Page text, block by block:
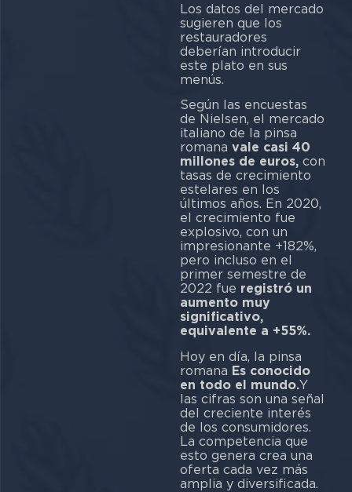
Los datos del mercado
sugieren que los
restauradores
deberían introducir
este plato en sus
menús.
Según las encuestas
de Nielsen, el mercado
italiano de la pinsa
romana vale casi 40
millones de euros,con
tasas de crecimiento
estelares en los
últimos años. En 2020,
el crecimiento fue
explosivo, con un
impresionante +182%,
pero incluso en el
primer semestre de
2022 fue registró un
aumento muy
significativo,
equivalente a +55%.
Hoy en día, la pinsa
romana Es conocido
en todo el mundo.Y
las cifras son una señal
del creciente interés
de los consumidores.
La competencia que
esto genera crea una
oferta cada vez más
amplia y diversificada.